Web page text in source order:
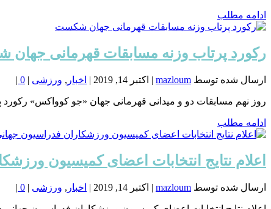
ادامه مطلب
رکورد پرتاب وزنه مسابقات قهرمانی
ارسال شده توسط mazloum
| اکتبر 14, 2019 | اخبار , ورزشی |
0
|
روز نهم مسابقات دو و میدانی قهرمانی جهان «جو کوواکس» رکورد
ادامه مطلب
ارسال شده توسط mazloum
| اکتبر 14, 2019 | اخبار , ورزشی |
0
|